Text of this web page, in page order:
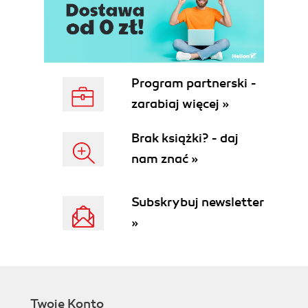
Tryb CBC (50)
Słowo o obiektach parametrów szyfru (58)
Klasa AlgorithmParameters (58)
Tryb CTS - specjalna odmiana CBC (59)
blokowych (59)
Symetryczne szyfry strumieniowe (63)
Interfejs Key (67)
Klasa KeyGenerator (67)
PBE w JCE (70)
Opakowywanie klucza (75)
Program partnerski -
zarabiaj więcej »
Brak książki? - daj
nam znać »
Subskrybuj newsletter
»
Twoje Konto